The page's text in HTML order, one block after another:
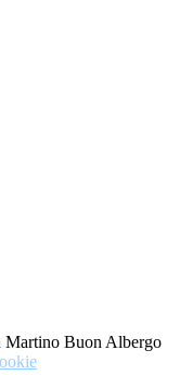
Martino Buon Albergo